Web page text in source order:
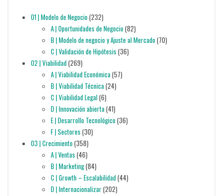
01 | Modelo de Negocio(232)
A | Oportunidades de Negocio(82)
B | Modelo de negocio y Ajuste al Mercado(70)
C | Validación de Hipótesis (36)
02 | Viabilidad(269)
A | Viabilidad Económica(57)
B | Viabilidad Técnica(24)
C | Viabilidad Legal(6)
D | Innovación abierta(41)
E | Desarrollo Tecnológico(36)
F | Sectores (30)
03 | Crecimiento(358)
A | Ventas (46)
B | Marketing(84)
C | Growth – Escalabilidad(44)
D | Internacionalizar(202)